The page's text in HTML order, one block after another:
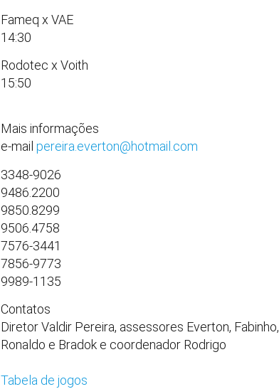
Fameq x VAE
14:30
Rodotec x Voith
15:50
Mais informações
e-mail pereira.everton@hotmail.com
3348-9026
9486.2200
9850.8299
9506.4758
7576-3441
7856-9773
9989-1135
Contatos
Diretor Valdir Pereira, assessores Everton, Fabinho,
Ronaldo e Bradok e coordenador Rodrigo
Tabela de jogos